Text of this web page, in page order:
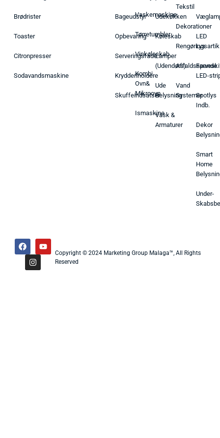
Brødrister
Toaster
Citronpresser
Sodavandsmaskine
Bageudstyr
Opbevaring
Serveringsfade
Krydderiholdere
Skuffeindsatser
Vaskemaskine
Tørretumbler
Vinkøleskab
Kombi
Ovn&
Mikroovn
Ismaskine
Udekøkken
Køleskab
Lamper
(Udendørs)
Ude
Belysning
Vask &
Armaturer
Tekstil
Dekorationer
Affaldsspande
Vand
Systemer
LED
Lys
LED-
Spotlys
Indb.
Dekor
Smart
Home
Under-
Copyright © 2024 Marketing Group Malaga™, All Rights
Reserved